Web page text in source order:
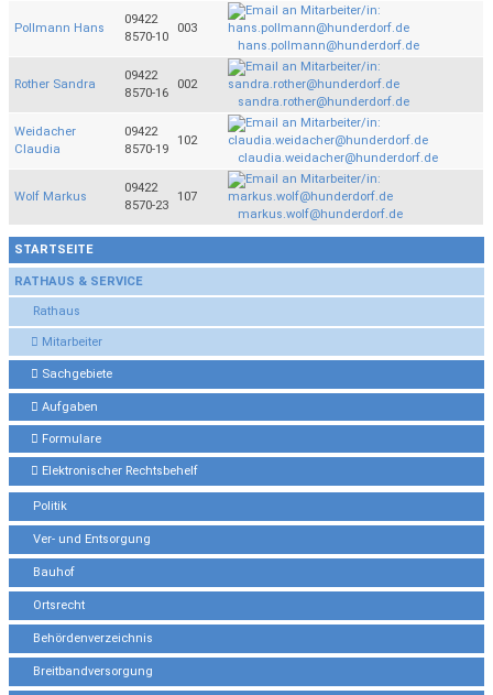
STARTSEITE
RATHAUS & SERVICE
Rathaus
Mitarbeiter
Sachgebiete
Aufgaben
Formulare
Elektronischer Rechtsbehelf
Politik
Ver- und Entsorgung
Bauhof
Ortsrecht
Behördenverzeichnis
Breitbandversorgung
Pollmann Hans
09422
8570-10
003
hans.pollmann@hunderdorf.de
Rother Sandra
09422
8570-16
002
sandra.rother@hunderdorf.de
Weidacher
Claudia
09422
8570-19
102
claudia.weidacher@hunderdorf.de
Wolf Markus
09422
8570-23
107
markus.wolf@hunderdorf.de